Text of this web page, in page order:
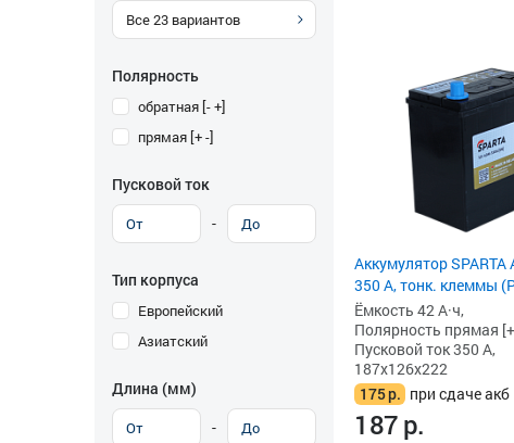
Все23 вариантов
Полярность
обратная [- +]
прямая [+ -]
Пусковой ток
-
Тип корпуса
Европейский
Азиатский
Длина (мм)
-
Аккумулятор SPARTA
350 А, тонк. клеммы
Ёмкость 42 А·ч,
Полярность прямая
Пусковой ток 350 А,
187x126x222
175р. при сдаче акб
187р.